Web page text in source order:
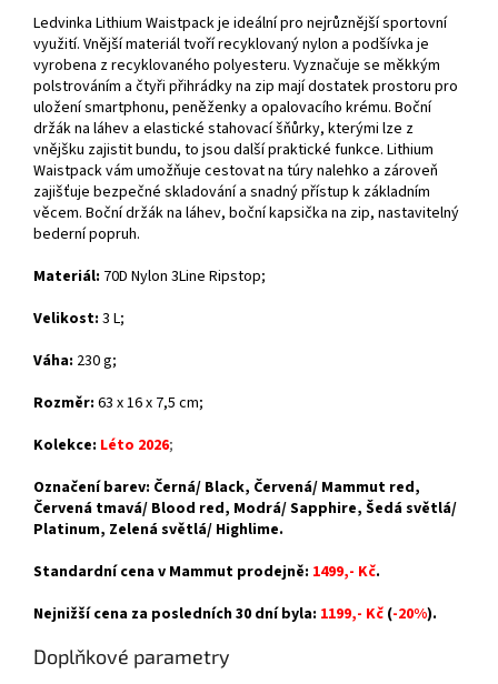
Ledvinka Lithium Waistpack je ideální pro nejrůznější sportovní
využití. Vnější materiál tvoří recyklovaný nylon a podšívka je
vyrobena z recyklovaného polyesteru. Vyznačuje se měkkým
polstrováním a čtyři přihrádky na zip mají dostatek prostoru pro
uložení smartphonu, peněženky a opalovacího krému. Boční
držák na láhev a elastické stahovací šňůrky, kterými lze z
vnějšku zajistit bundu, to jsou další praktické funkce. Lithium
Waistpack vám umožňuje cestovat na túry nalehko a zároveň
zajišťuje bezpečné skladování a snadný přístup k základním
věcem. Boční držák na láhev, boční kapsička na zip, nastavitelný
bederní popruh.
Materiál: 70D Nylon 3Line Ripstop;
Velikost: 3 L;
Váha: 230 g;
Rozměr: 63 x 16 x 7,5 cm;
Kolekce: Léto 2026;
Označení barev: Černá/ Black, Červená/ Mammut red,
Červená tmavá/ Blood red, Modrá/ Sapphire, Šedá světlá/
Platinum, Zelená světlá/ Highlime.
Standardní cena v Mammut prodejně: 1499,- Kč.
Nejnižší cena za posledních 30 dní byla: 1199,- Kč (-20%).
Doplňkové parametry